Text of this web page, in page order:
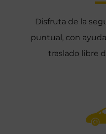
Disfruta de la
puntual, con
traslado libre